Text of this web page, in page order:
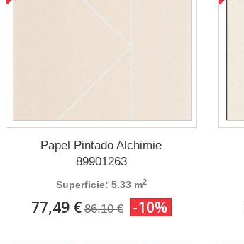
Papel Pintado Alchimie
89901263
Superficie: 5.33 m2
77,49 € 86,10 € -10%